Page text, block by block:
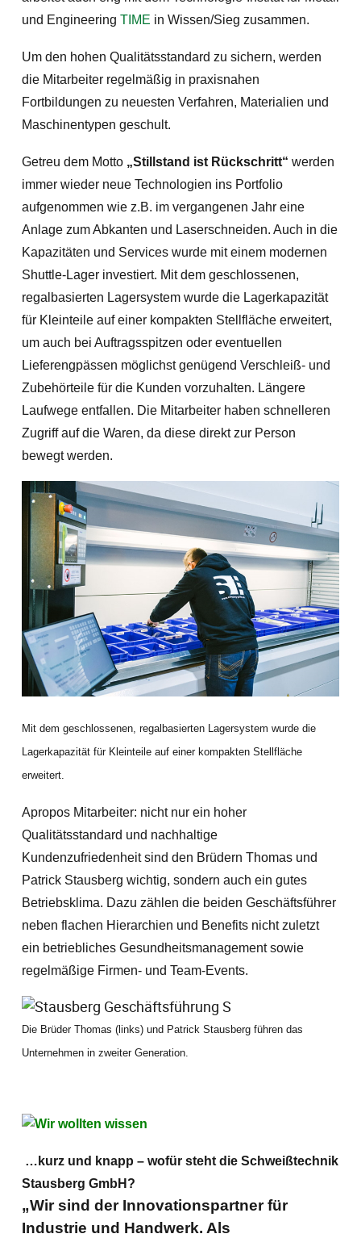
und Engineering TIME in Wissen/Sieg zusammen.
Um den hohen Qualitätsstandard zu sichern, werden
die Mitarbeiter regelmäßig in praxisnahen
Fortbildungen zu neuesten Verfahren, Materialien und
Maschinentypen geschult.
Getreu dem Motto „Stillstand ist Rückschritt“ werden
immer wieder neue Technologien ins Portfolio
aufgenommen wie z.B. im vergangenen Jahr eine
Anlage zum Abkanten und Laserschneiden. Auch in die
Kapazitäten und Services wurde mit einem modernen
Shuttle-Lager investiert. Mit dem geschlossenen,
regalbasierten Lagersystem wurde die Lagerkapazität
für Kleinteile auf einer kompakten Stellfläche erweitert,
um auch bei Auftragsspitzen oder eventuellen
Lieferengpässen möglichst genügend Verschleiß- und
Zubehörteile für die Kunden vorzuhalten. Längere
Laufwege entfallen. Die Mitarbeiter haben schnelleren
Zugriff auf die Waren, da diese direkt zur Person
bewegt werden.
Mit dem geschlossenen, regalbasierten Lagersystem wurde die
Lagerkapazität für Kleinteile auf einer kompakten Stellfläche
erweitert.
Apropos Mitarbeiter: nicht nur ein hoher
Qualitätsstandard und nachhaltige
Kundenzufriedenheit sind den Brüdern Thomas und
Patrick Stausberg wichtig, sondern auch ein gutes
Betriebsklima. Dazu zählen die beiden Geschäftsführer
neben flachen Hierarchien und Benefits nicht zuletzt
ein betriebliches Gesundheitsmanagement sowie
regelmäßige Firmen- und Team-Events.
Die Brüder Thomas (links) und Patrick Stausberg führen das
Unternehmen in zweiter Generation.
…kurz und knapp – wofür steht die Schweißtechnik
Stausberg GmbH?
„Wir sind der Innovationspartner für
Industrie und Handwerk. Als